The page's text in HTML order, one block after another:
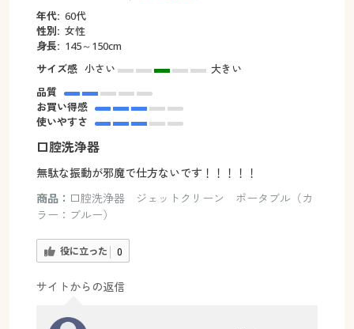
年代: 60代
性別: 女性
身長: 145～150cm
サイズ感 小さい
大きい
品質
お買い得感
使いやすさ
口腔洗浄器
無駄な振動が邪魔で仕方ないです！！！！！
商品： 口腔洗浄器 ジェットクリーン ポータブル（カ
ラー：ブルー）
役に立った 0
サイトからの返信